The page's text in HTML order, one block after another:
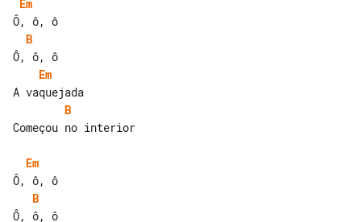
Em
B
Em
B
Começou no interior
Em
B